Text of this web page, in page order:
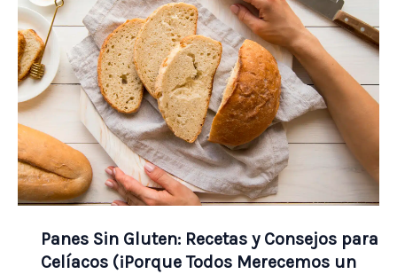
Panes Sin Gluten: Recetas y Consejos para
Celíacos (¡Porque Todos Merecemos un